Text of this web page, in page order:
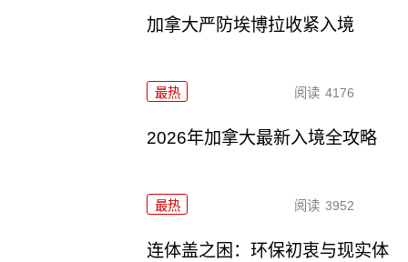
加拿大严防埃博拉收紧入境
最热 阅读 4176
2026年加拿大最新入境全攻略
最热 阅读 3952
连体盖之困：环保初衷与现实体